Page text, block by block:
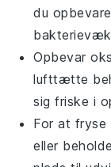
du
Opbevar
lufttætte
sig friske i
For at fryse
eller